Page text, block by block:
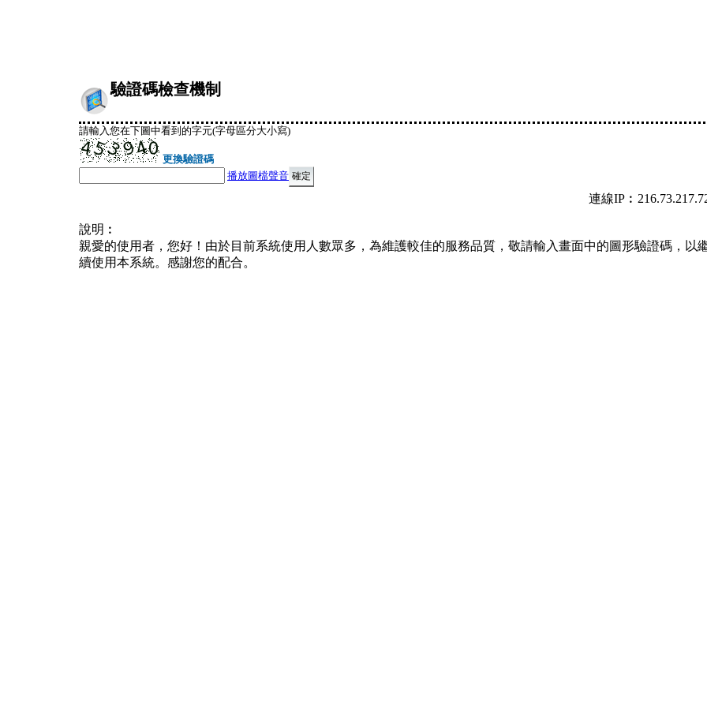
驗證碼檢查機制
請輸入您在下圖中看到的字元(字母區分大小寫)
更換驗證碼
播放圖檔聲音
連線
說明︰
親愛的使用者，您好！由於目前系統使用人數眾多，為維護較佳的服務品質，敬請輸入畫面中的圖形驗證碼，以
續使用本系統。感謝您的配合。